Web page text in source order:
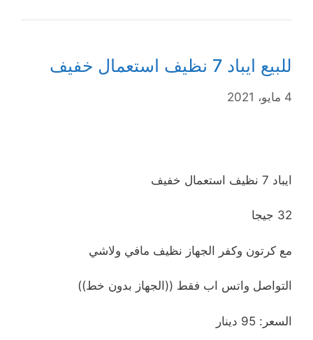
للبيع ايباد 7 نظيف استعمال خفيف
4 مايو، 2021
ايباد 7 نظيف استعمال خفيف
32 جيجا
مع كرتون وكفر الجهاز نظيف مافي ولاشي
التواصل واتس اب فقط ((الجهاز بدون خط))
السعر: 95 دينار